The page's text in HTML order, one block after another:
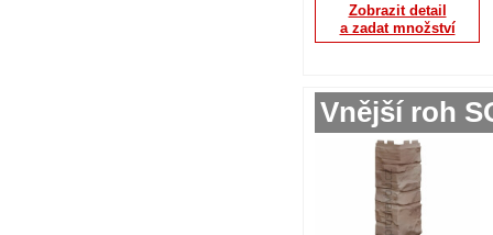
Zobrazit detail
a zadat množství
Vnější roh